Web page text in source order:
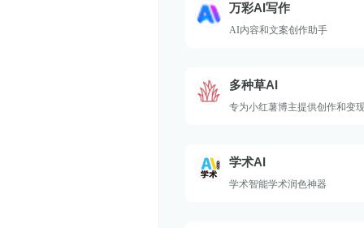
万彩AI写作
AI内容和文案创作助手
多种草AI
专为小红薯博主提供创作和变
学术AI
学术智能学术润色神器